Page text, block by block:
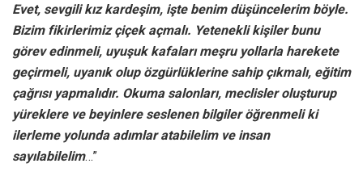
Evet, sevgili kız kardeşim, işte benim düşüncelerim böyle.
Bizim fikirlerimiz çiçek açmalı. Yetenekli kişiler bunu
görev edinmeli, uyuşuk kafaları meşru yollarla harekete
geçirmeli, uyanık olup özgürlüklerine sahip çıkmalı, eğitim
çağrısı yapmalıdır. Okuma salonları, meclisler oluşturup
yüreklere ve beyinlere seslenen bilgiler öğrenmeli ki
ilerleme yolunda adımlar atabilelim ve insan
sayılabilelim…”